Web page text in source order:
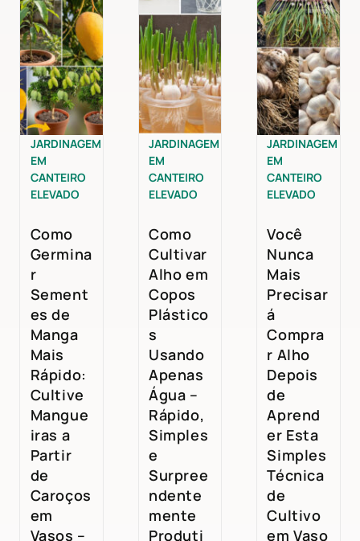
JARDINAGEM
EM
CANTEIRO
ELEVADO
Como
Germina
r
Sement
es de
Manga
Mais
Rápido:
Cultive
Mangue
iras a
Partir
de
Caroços
em
Vasos –
JARDINAGEM
EM
CANTEIRO
ELEVADO
Como
Cultivar
Alho em
Copos
Plástico
s
Usando
Apenas
Água –
Rápido,
Simples
e
Surpree
ndente
mente
Produti
JARDINAGEM
EM
CANTEIRO
ELEVADO
Você
Nunca
Mais
Precisar
á
Compra
r Alho
Depois
de
Aprend
er Esta
Simples
Técnica
de
Cultivo
em Vaso